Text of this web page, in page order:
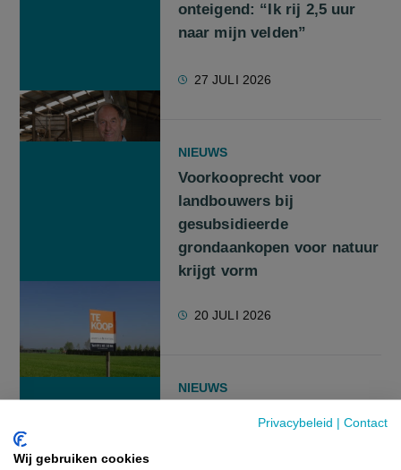
Privacybeleid | Contact
Wij gebruiken cookies
onteigend: “Ik rij 2,5 uur
naar mijn velden”
27 JULI 2026
NIEUWS
Voorkooprecht voor
landbouwers bij
gesubsidieerde
grondaankopen voor natuur
krijgt vorm
20 JULI 2026
NIEUWS